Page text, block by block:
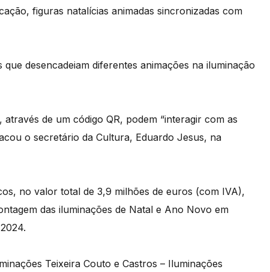
figuras natalícias animadas sincronizadas com
desencadeiam diferentes animações na iluminação
de um código QR, podem “interagir com as
o secretário da Cultura, Eduardo Jesus, na
no valor total de 3,9 milhões de euros (com IVA),
das iluminações de Natal e Ano Novo em
Teixeira Couto e Castros – Iluminações